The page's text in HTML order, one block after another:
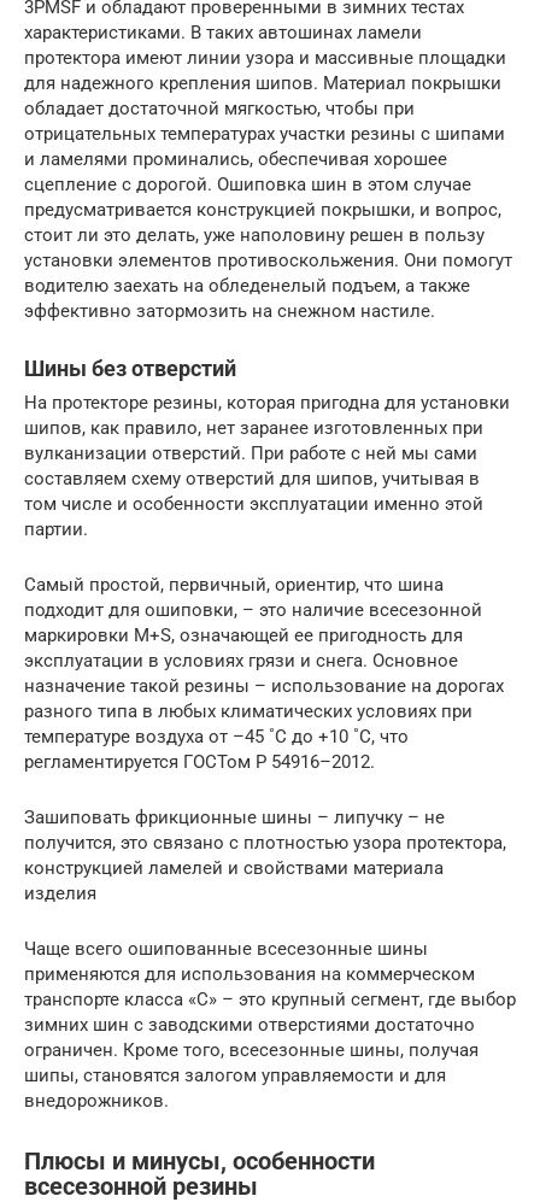
3PMSF и обладают проверенными в зимних тестах
характеристиками. В таких автошинах ламели
протектора имеют линии узора и массивные площадки
для надежного крепления шипов. Материал покрышки
обладает достаточной мягкостью, чтобы при
отрицательных температурах участки резины с шипами
и ламелями проминались, обеспечивая хорошее
сцепление с дорогой. Ошиповка шин в этом случае
предусматривается конструкцией покрышки, и вопрос,
стоит ли это делать, уже наполовину решен в пользу
установки элементов противоскольжения. Они помогут
водителю заехать на обледенелый подъем, а также
эффективно затормозить на снежном настиле.
Шины без отверстий
На протекторе резины, которая пригодна для установки
шипов, как правило, нет заранее изготовленных при
вулканизации отверстий. При работе с ней мы сами
составляем схему отверстий для шипов, учитывая в
том числе и особенности эксплуатации именно этой
партии.
Самый простой, первичный, ориентир, что шина
подходит для ошиповки, – это наличие всесезонной
маркировки M+S, означающей ее пригодность для
эксплуатации в условиях грязи и снега. Основное
назначение такой резины – использование на дорогах
разного типа в любых климатических условиях при
температуре воздуха от –45 ˚C до +10 ˚C, что
регламентируется ГОСТом Р 54916–2012.
Зашиповать фрикционные шины – липучку – не
получится, это связано с плотностью узора протектора,
конструкцией ламелей и свойствами материала
изделия
Чаще всего ошипованные всесезонные шины
применяются для использования на коммерческом
транспорте класса «С» – это крупный сегмент, где выбор
зимних шин с заводскими отверстиями достаточно
ограничен. Кроме того, всесезонные шины, получая
шипы, становятся залогом управляемости и для
внедорожников.
Плюсы и минусы, особенности
всесезонной резины